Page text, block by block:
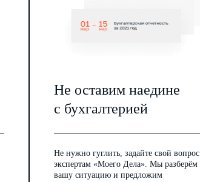
Не оставим наедине
с бухгалтерией
Не нужно гуглить, задайте свой вопрос
экспертам «Моего Дела». Мы разберём
вашу ситуацию и предложим